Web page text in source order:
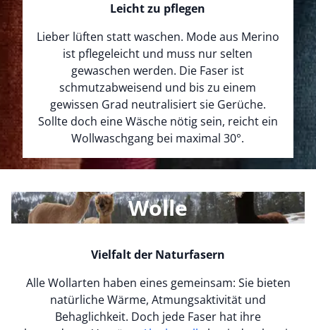
Leicht zu pflegen
Lieber lüften statt waschen. Mode aus Merino
ist pflegeleicht und muss nur selten
gewaschen werden. Die Faser ist
schmutzabweisend und bis zu einem
gewissen Grad neutralisiert sie Gerüche.
Sollte doch eine Wäsche nötig sein, reicht ein
Wollwaschgang bei maximal 30°.
Wolle
Vielfalt der Naturfasern
Alle Wollarten haben eines gemeinsam: Sie bieten
natürliche Wärme, Atmungsaktivität und
Behaglichkeit. Doch jede Faser hat ihre